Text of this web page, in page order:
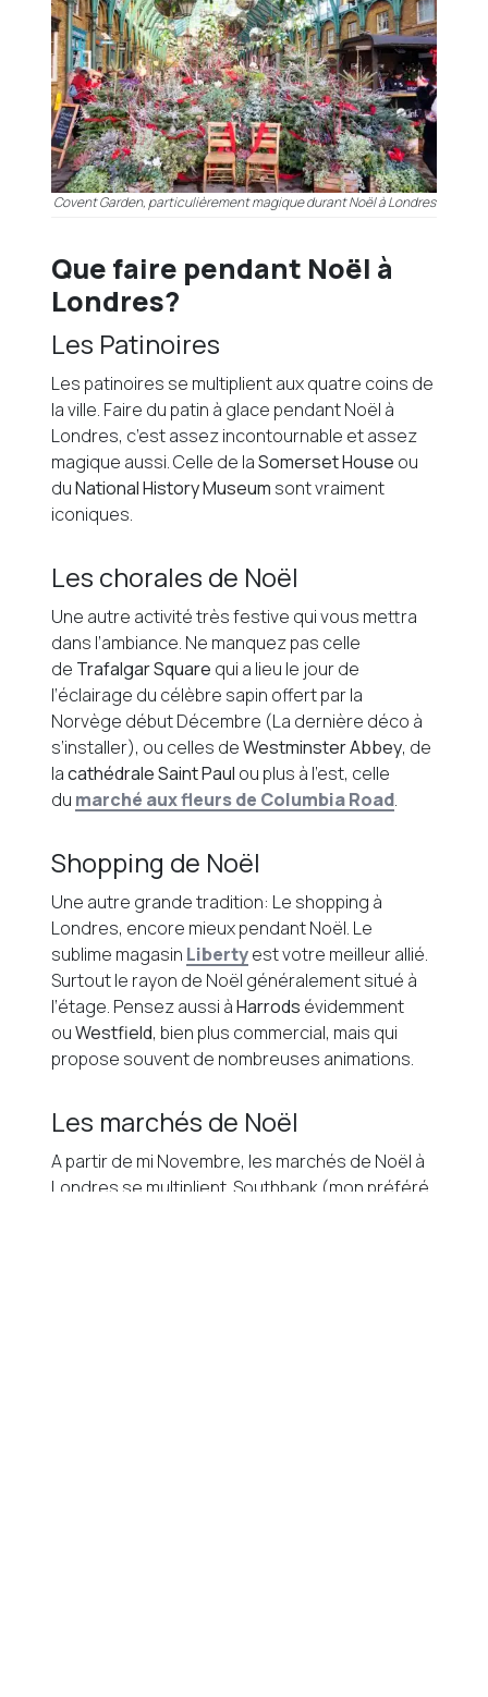
Covent Garden, particulièrement magique durant Noël à Londres
Que faire pendant Noël à
Londres?
Les Patinoires
Les patinoires se multiplient aux quatre coins de
la ville. Faire du patin à glace pendant Noël à
Londres, c’est assez incontournable et assez
magique aussi. Celle de laSomerset House ou
duNational History Museum sont vraiment
iconiques.
Les chorales de Noël
Une autre activité très festive qui vous mettra
dans l’ambiance. Ne manquez pas celle
de Trafalgar Square qui a lieu le jour de
l’éclairage du célèbre sapin offert par la
Norvège début Décembre (La dernière déco à
s’installer), ou celles deWestminster Abbey, de
lacathédrale Saint Paul ou plus à l’est, celle
du marché aux fleurs de Columbia Road.
Shopping de Noël
Une autre grande tradition: Le shopping à
Londres, encore mieux pendant Noël. Le
sublime magasin Libertyest votre meilleur allié.
Surtout le rayon de Noël généralement situé à
l’étage. Pensez aussi àHarrods évidemment
ouWestfield, bien plus commercial, mais qui
propose souvent de nombreuses animations.
Les marchés de Noël
A partir de mi Novembre, les marchés de Noël à
Londres se multiplient. Southbank (mon préféré